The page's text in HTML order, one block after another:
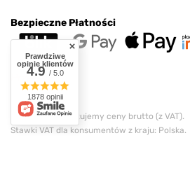
Bezpieczne Płatności
W sklepie prezentujemy ceny brutto (z VAT).
Stawki VAT dla konsumentów z kraju: Polska.
Prawdziwe
opinie klientów
4.9/ 5.0
1878 opinii